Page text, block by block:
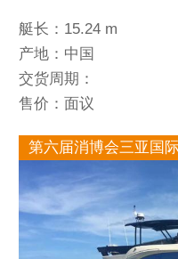
艇长：15.24 m
产地：中国
交货周期：
售价：面议
第六届消博会三亚国